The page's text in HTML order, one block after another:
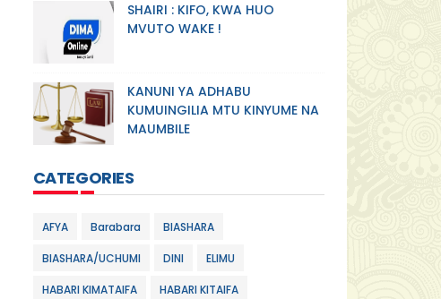
SHAIRI : KIFO, KWA HUO
MVUTO WAKE !
KANUNI YA ADHABU
KUMUINGILIA MTU KINYUME NA
MAUMBILE
CATEGORIES
AFYA Barabara BIASHARA
BIASHARA/UCHUMI DINI ELIMU
HABARI KIMATAIFA HABARI KITAIFA